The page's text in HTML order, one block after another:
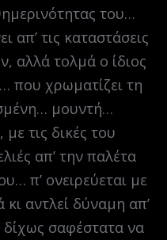
του…
απ’ τις καταστάσεις
αλλά τολμά ο ίδιος
που χρωματίζει τη
μουντή…
τις δικές του
απ’ την παλέτα
π’ ονειρεύεται με
κι αντλεί δύναμη απ’
δίχως σαφέστατα να